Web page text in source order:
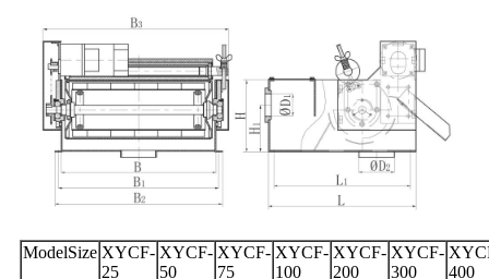
ModelSize XYCF-
25
XYCF-
50
XYCF-
75
XYCF-
100
XYCF-
200
XYCF-
300
400